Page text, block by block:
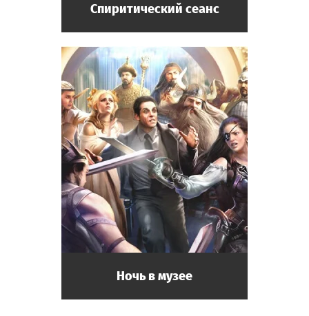
Спиритический сеанс
Ночь в музее